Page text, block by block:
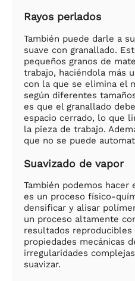
Rayos perlados
También puede darle a
suave con granallado.
pequeños granos de
trabajo, haciéndola más
con la que se elimina el
según diferentes
es que el granallado
espacio cerrado, lo que
la pieza de trabajo.
que no se puede
Suavizado de vapor
También podemos hacer
es un proceso físico-
densificar y alisar
un proceso altamente
resultados reproducibles
propiedades mecánicas
irregularidades
suavizar.